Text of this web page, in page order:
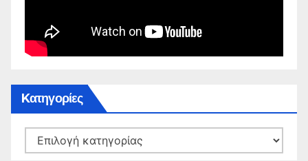
Kατηγορίες
Kατηγορίες